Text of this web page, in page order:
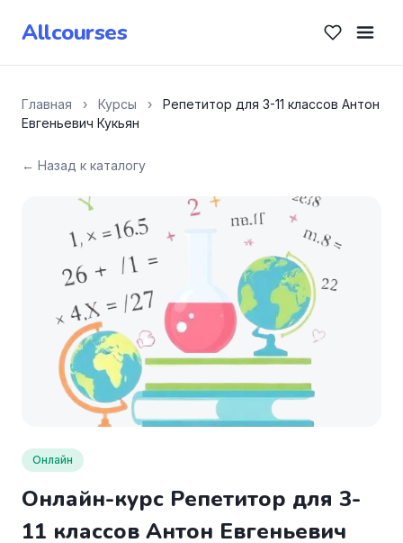
Allcourses
Главная › Курсы ›
Репетитор для 3-11 классов Антон
Евгеньевич Кукьян
← Назад к каталогу
Онлайн
Онлайн-курс Репетитор для 3-
11 классов Антон Евгеньевич